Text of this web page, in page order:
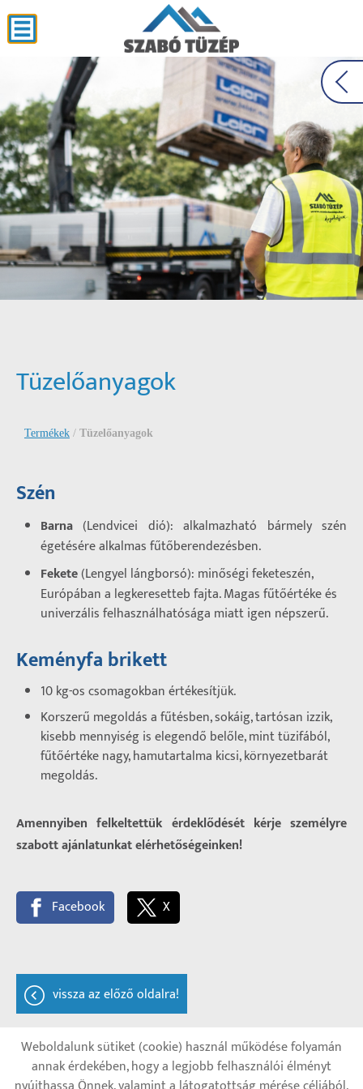
Tüzelőanyagok
Termékek / Tüzelőanyagok
Szén
Barna(Lendvicei dió): alkalmazható bármely szén
égetésére alkalmas fűtőberendezésben.
Fekete(Lengyel lángborsó): minőségi feketeszén,
Európában a legkeresetteb fajta. Magas fűtőértéke és
univerzális felhasználhatósága miatt igen népszerű.
Keményfa brikett
10 kg-os csomagokban értékesítjük.
Korszerű megoldás a fűtésben, sokáig, tartósan izzik,
kisebb mennyiség is elegendő belőle, mint tüzifából,
fűtőértéke nagy, hamutartalma kicsi, környezetbarát
megoldás.
Amennyiben felkeltettük érdeklődését kérje személyre
szabott ajánlatunkat elérhetőségeinken!
Facebook X
vissza az előző oldalra!
Oldal információk Adatkezelési tájékoztató
Weboldalunk sütiket (cookie) használ működése folyamán
annak érdekében, hogy a legjobb felhasználói élményt